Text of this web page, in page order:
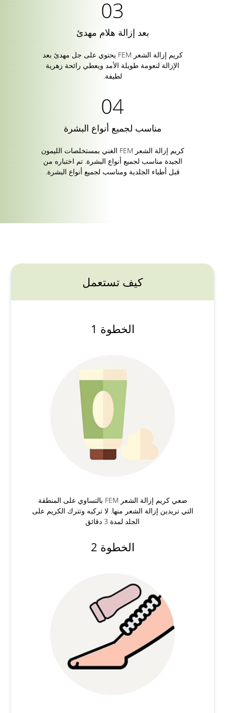
بعد إزالة هلام مهدئ
كريم إزالة الشعر FEM يحتوي على جل مهدئ بعد
الإزالة لنعومة طويلة الأمد ويعطي رائحة زهرية
لطيفة.
مناسب لجميع أنواع البشرة
كريم إزالة الشعر FEM الغني بمستخلصات الليمون
الجيدة مناسب لجميع أنواع البشرة. تم اختباره من
قبل أطباء الجلدية ومناسب لجميع أنواع البشرة.
كيف تستعمل
الخطوة 1
ضعي كريم إزالة الشعر FEM بالتساوي على المنطقة
التي تريدين إزالة الشعر منها. لا تركيه وتترك الكريم على
الجلد لمدة 3 دقائق
الخطوة 2